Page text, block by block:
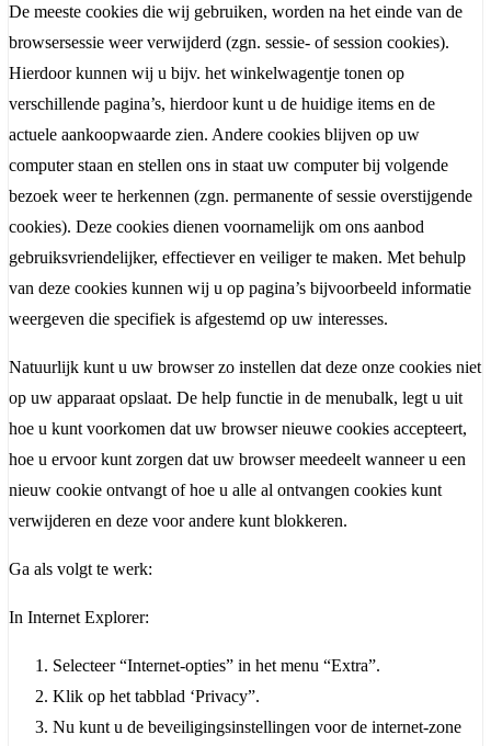
De meeste cookies die wij gebruiken, worden na het einde van de
browsersessie weer verwijderd (zgn. sessie- of session cookies).
Hierdoor kunnen wij u bijv. het winkelwagentje tonen op
verschillende pagina’s, hierdoor kunt u de huidige items en de
actuele aankoopwaarde zien. Andere cookies blijven op uw
computer staan en stellen ons in staat uw computer bij volgende
bezoek weer te herkennen (zgn. permanente of sessie overstijgende
cookies). Deze cookies dienen voornamelijk om ons aanbod
gebruiksvriendelijker, effectiever en veiliger te maken. Met behulp
van deze cookies kunnen wij u op pagina’s bijvoorbeeld informatie
weergeven die specifiek is afgestemd op uw interesses.
Natuurlijk kunt u uw browser zo instellen dat deze onze cookies niet
op uw apparaat opslaat. De help functie in de menubalk, legt u uit
hoe u kunt voorkomen dat uw browser nieuwe cookies accepteert,
hoe u ervoor kunt zorgen dat uw browser meedeelt wanneer u een
nieuw cookie ontvangt of hoe u alle al ontvangen cookies kunt
verwijderen en deze voor andere kunt blokkeren.
Ga als volgt te werk:
In Internet Explorer:
Selecteer “Internet-opties” in het menu “Extra”.
Klik op het tabblad ‘Privacy”.
Nu kunt u de beveiligingsinstellingen voor de internet-zone